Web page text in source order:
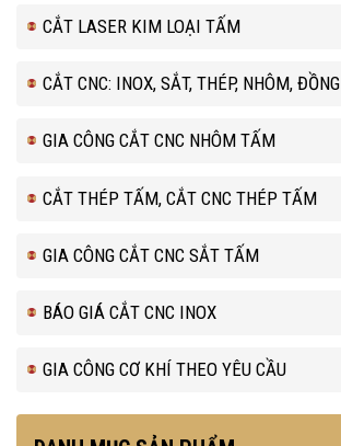
CẮT LASER KIM LOẠI TẤM
CẮT CNC: INOX, SẮT, THÉP, NHÔM, ĐỒNG
GIA CÔNG CẮT CNC NHÔM TẤM
CẮT THÉP TẤM, CẮT CNC THÉP TẤM
GIA CÔNG CẮT CNC SẮT TẤM
BÁO GIÁ CẮT CNC INOX
GIA CÔNG CƠ KHÍ THEO YÊU CẦU